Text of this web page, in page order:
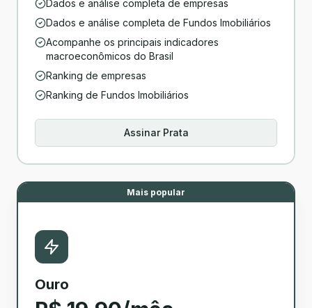
Dados e análise completa de empresas
Dados e análise completa de Fundos Imobiliários
Acompanhe os principais indicadores
macroeconômicos do Brasil
Ranking de empresas
Ranking de Fundos Imobiliários
Assinar Prata
Mais popular
Ouro